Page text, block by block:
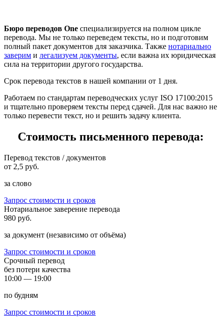
Бюро переводов One специализируется на полном цикле
перевода. Мы не только переведем тексты, но и подготовим
полный пакет документов для заказчика. Также нотариально
заверим и легализуем документы, если важна их юридическая
сила на территории другого государства.
Срок перевода текстов в нашей компании от 1 дня.
Работаем по стандартам переводческих услуг ISO 17100:2015
и тщательно проверяем тексты перед сдачей. Для нас важно не
только перевести текст, но и решить задачу клиента.
Стоимость письменного перевода:
Перевод текстов / документов
от 2,5 руб.
за слово
Запрос стоимости и сроков
Нотариальное заверение перевода
980 руб.
за документ (независимо от объёма)
Запрос стоимости и сроков
Срочный перевод
без потери качества
10:00 — 19:00
по будням
Запрос стоимости и сроков